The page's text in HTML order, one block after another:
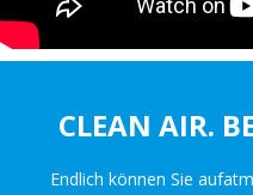
CLEAN AIR.
Endlich können Sie